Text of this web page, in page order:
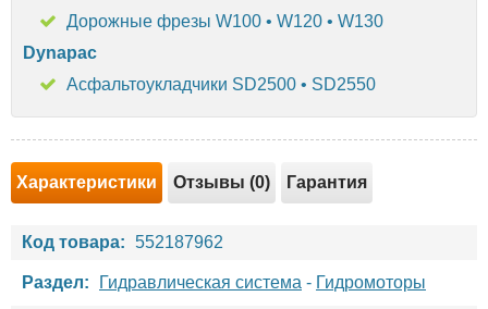
Дорожные фрезы W100 • W120 • W130
Dynapac
Асфальтоукладчики SD2500 • SD2550
Характеристики Отзывы (0) Гарантия
Код товара: 552187962
Раздел: Гидравлическая система - Гидромоторы